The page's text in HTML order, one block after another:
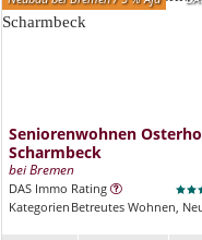
Seniorenwohnen
Scharmbeck
bei Bremen
DAS Immo Rating
Kategorien Betreutes Wohnen,